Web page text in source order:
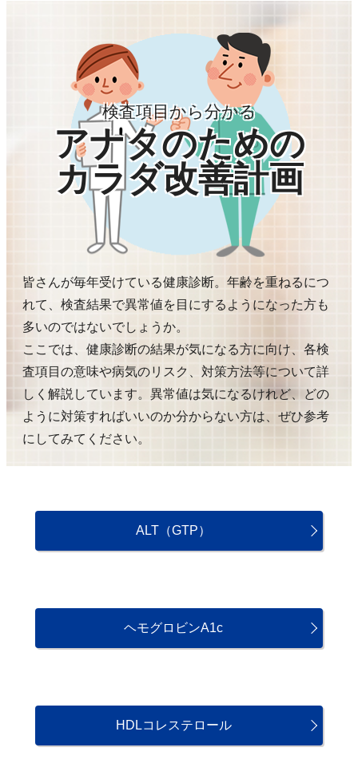
検査項目から分かる
アナタのための
カラダ改善計画
皆さんが毎年受けている健康診断。年齢を重ねるにつ
れて、検査結果で異常値を目にするようになった方も
多いのではないでしょうか。
ここでは、健康診断の結果が気になる方に向け、各検
査項目の意味や病気のリスク、対策方法等について詳
しく解説しています。異常値は気になるけれど、どの
ように対策すればいいのか分からない方は、ぜひ参考
にしてみてください。
ALT（GTP）
ヘモグロビンA1c
HDLコレステロール